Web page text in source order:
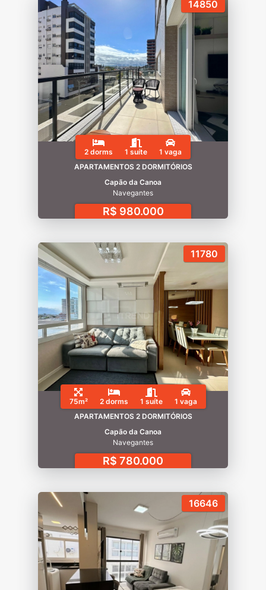
14850
2 dorms 1 suíte
1 vaga
APARTAMENTOS 2 DORMITÓRIOS
Capão da Canoa
Navegantes
R$ 980.000
11780
75m² 2 dorms 1 suíte
1 vaga
APARTAMENTOS 2 DORMITÓRIOS
Capão da Canoa
Navegantes
R$ 780.000
16646